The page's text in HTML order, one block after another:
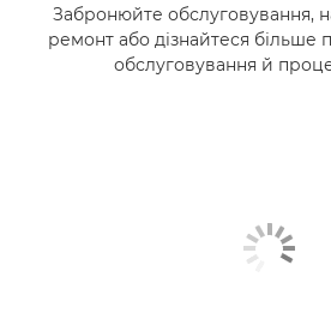
Забронюйте обслуговування,
ремонт або дізнайтеся більше
обслуговування й